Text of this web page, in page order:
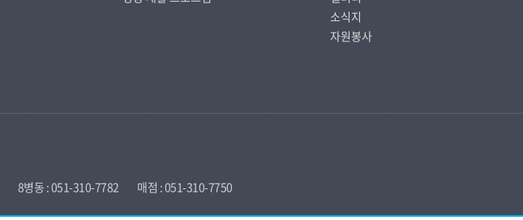
소식지
자원봉사
8병동 : 051-310-7782 매점 : 051-310-7750